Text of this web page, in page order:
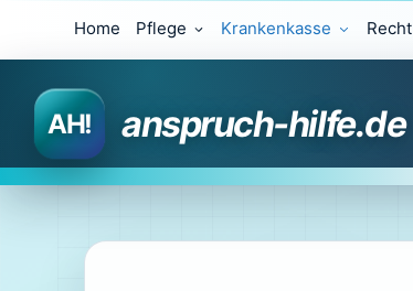
Home Pflege Krankenkasse Recht
anspruch-hilfe.de